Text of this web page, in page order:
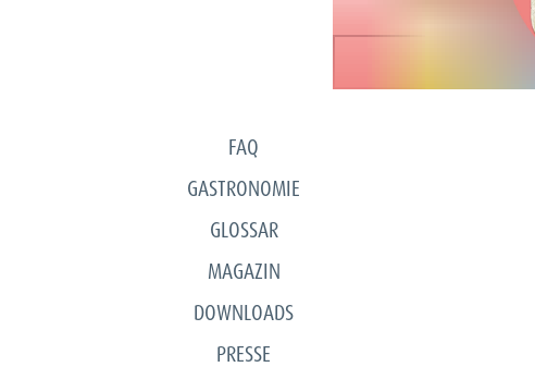
FAQ
GASTRONOMIE
GLOSSAR
MAGAZIN
DOWNLOADS
PRESSE